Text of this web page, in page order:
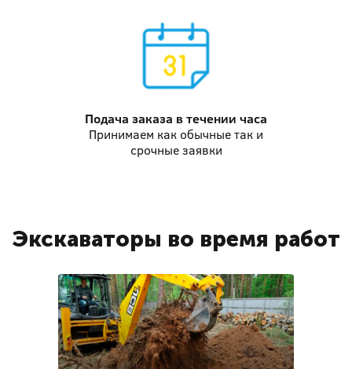
Подача заказа в течении часа
Принимаем как обычные так и
срочные заявки
Экскаваторы во время работ